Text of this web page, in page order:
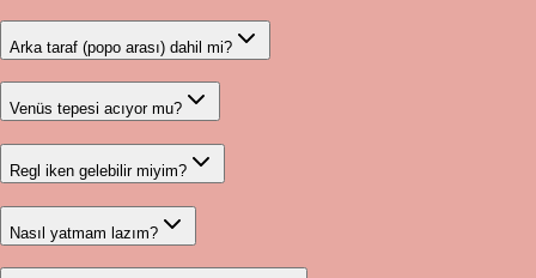
Arka taraf (popo arası) dahil mi?
Venüs tepesi acıyor mu?
Regl iken gelebilir miyim?
Nasıl yatmam lazım?